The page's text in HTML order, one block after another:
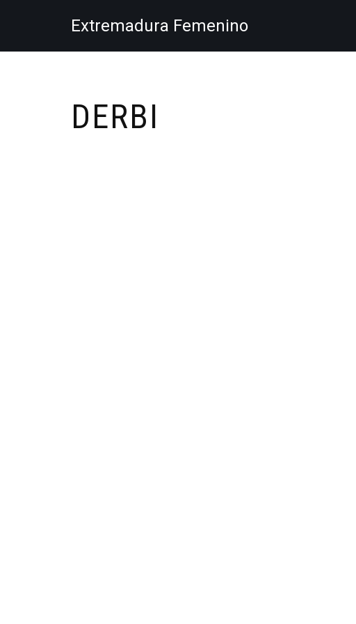
al
Extremadura Femenino
DERBI